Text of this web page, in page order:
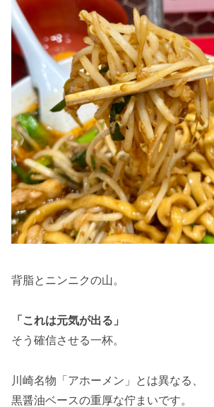
背脂とニンニクの山。
「これは元気が出る」
そう確信させる一杯。
川崎名物「アホーメン」とは異なる、
黒醤油ベースの重厚な佇まいです。